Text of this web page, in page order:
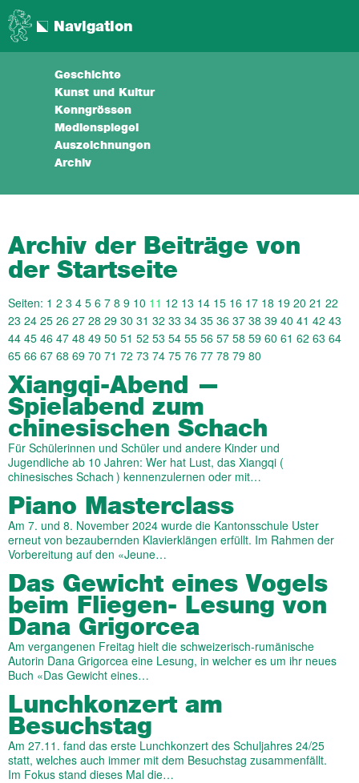
Navigation
Geschichte
Kunst und Kultur
Kenngrössen
Medienspiegel
Auszeichnungen
Archiv
Archiv der Beiträge von
der Startseite
Seiten: 1 2 3 4 5 6 7 8 9 10 11 12 13 14 15 16 17 18 19 20 21 22
23 24 25 26 27 28 29 30 31 32 33 34 35 36 37 38 39 40 41 42 43
44 45 46 47 48 49 50 51 52 53 54 55 56 57 58 59 60 61 62 63 64
65 66 67 68 69 70 71 72 73 74 75 76 77 78 79 80
Xiangqi-Abend —
Spielabend zum
chinesischen Schach
Für Schülerinnen und Schüler und andere Kinder und
Jugendliche ab 10 Jahren: Wer hat Lust, das Xiangqi (
chinesisches Schach ) kennenzulernen oder mit…
Piano Masterclass
Am 7. und 8. November 2024 wurde die Kantonsschule Uster
erneut von bezaubernden Klavierklängen erfüllt. Im Rahmen der
Vorbereitung auf den «Jeune…
Das Gewicht eines Vogels
beim Fliegen- Lesung von
Dana Grigorcea
Am vergangenen Freitag hielt die schweizerisch-rumänische
Autorin Dana Grigorcea eine Lesung, in welcher es um ihr neues
Buch «Das Gewicht eines…
Lunchkonzert am
Besuchstag
Am 27.11. fand das erste Lunchkonzert des Schuljahres 24/25
statt, welches auch immer mit dem Besuchstag zusammenfällt.
Im Fokus stand dieses Mal die…